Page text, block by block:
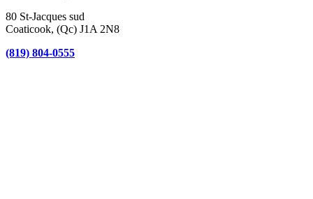
80 St-Jacques sud
Coaticook, (Qc) J1A 2N8
(819) 804-0555